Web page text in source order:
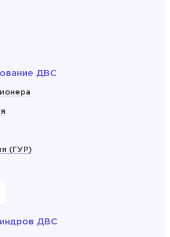
ДВС
(ГУР)
ДВС